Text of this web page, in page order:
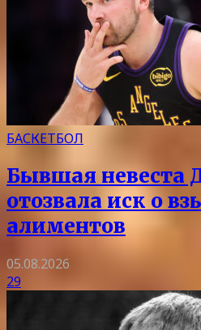
БАСКЕТБОЛ
Бывшая невеста
отозвала иск о
алиментов
05.08.2026
29